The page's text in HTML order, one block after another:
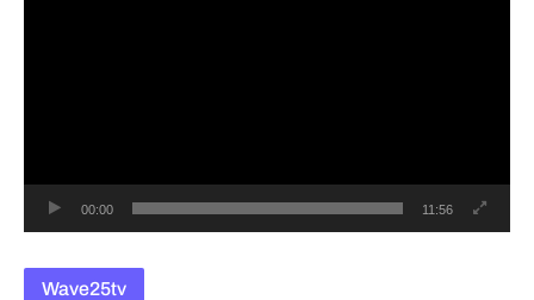
00:00 11:56
Wave25tv